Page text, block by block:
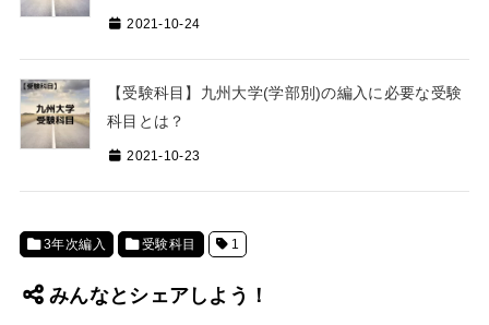
2021-10-24
【受験科目】九州大学(学部別)の編入に必要な受験
科目とは？
2021-10-23
3年次編入 受験科目 1
みんなとシェアしよう！